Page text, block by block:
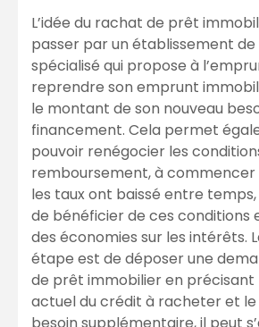
L’idée du rachat de prêt
passer par un établissement
spécialisé qui propose à
reprendre son emprunt
le montant de son nouveau
financement. Cela permet
pouvoir renégocier les
remboursement, à commencer
les taux ont baissé entre
de bénéficier de ces conditions
des économies sur les intérêts.
étape est de déposer une
de prêt immobilier en
actuel du crédit à racheter et